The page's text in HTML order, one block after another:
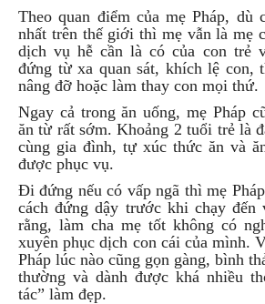
Theo quan điểm của mẹ Pháp,
nhất trên thế giới thì mẹ vẫn là mẹ
dịch vụ hễ cần là có của con trẻ
đứng từ xa quan sát, khích lệ con,
nâng đỡ hoặc làm thay con mọi thứ.
Ngay cả trong ăn uống, mẹ Pháp
ăn từ rất sớm. Khoảng 2 tuổi trẻ là
cùng gia đình, tự xúc thức ăn và
được phục vụ.
Đi đứng nếu có vấp ngã thì mẹ
cách đứng dậy trước khi chạy
rằng, làm cha mẹ tốt không có
xuyên phục dịch con cái của mình.
Pháp lúc nào cũng gọn gàng, bình
thường và dành được khá nhiều
tác” làm đẹp.